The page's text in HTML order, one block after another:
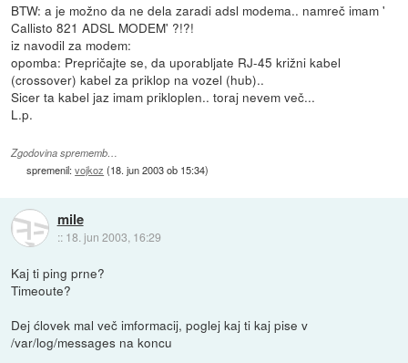
BTW: a je možno da ne dela zaradi adsl modema.. namreč imam '
Callisto 821 ADSL MODEM' ?!?!
iz navodil za modem:
opomba: Prepričajte se, da uporabljate RJ-45 križni kabel
(crossover) kabel za priklop na vozel (hub)..
Sicer ta kabel jaz imam prikloplen.. toraj nevem več...
L.p.
Zgodovina sprememb…
spremenil:vojkoz (18. jun 2003 ob 15:34)
mile
:: 18. jun 2003, 16:29
Kaj ti ping prne?
Timeoute?
Dej ćlovek mal več imformacij, poglej kaj ti kaj pise v
/var/log/messages na koncu